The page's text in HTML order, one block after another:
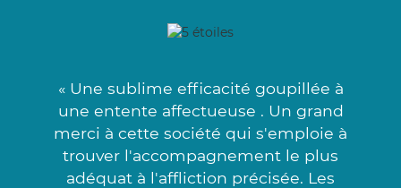
« Une sublime efficacité goupillée à
une entente affectueuse . Un grand
merci à cette société qui s'emploie à
trouver l'accompagnement le plus
adéquat à l'affliction précisée. Les